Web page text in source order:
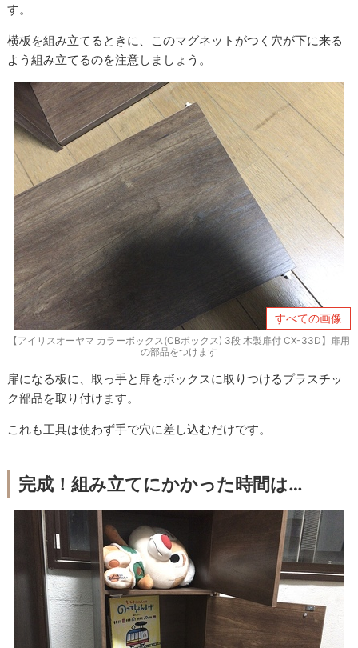
す。
横板を組み立てるときに、このマグネットがつく穴が下に来る
よう組み立てるのを注意しましょう。
すべての画像
【アイリスオーヤマ カラーボックス(CBボックス) 3段 木製扉付 CX-33D】扉用
の部品をつけます
扉になる板に、取っ手と扉をボックスに取りつけるプラスチッ
ク部品を取り付けます。
これも工具は使わず手で穴に差し込むだけです。
完成！組み立てにかかった時間は…